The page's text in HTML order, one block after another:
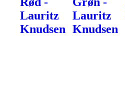
Lauritz
Knudsen
Lauritz
Knudsen